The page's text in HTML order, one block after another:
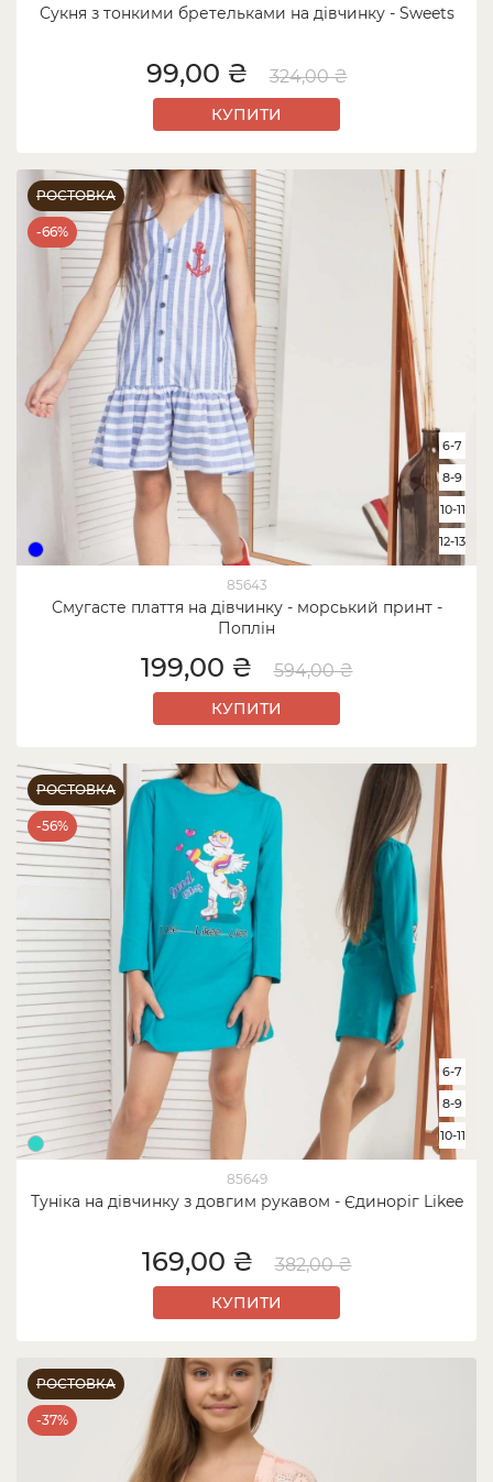
Сукня з тонкими бретельками на дівчинку - Sweets
99,00 ₴ 324,00 ₴
КУПИТИ
РОСТОВКА
-66%
85643
Смугасте плаття на дівчинку - морський принт -
Поплін
6-7
8-9
10-11
12-13
199,00 ₴ 594,00 ₴
КУПИТИ
РОСТОВКА
-56%
85649
Туніка на дівчинку з довгим рукавом - Єдиноріг Likee
6-7
8-9
10-11
169,00 ₴ 382,00 ₴
КУПИТИ
РОСТОВКА
-37%